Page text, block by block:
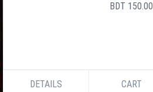
BDT 150.00
DETAILS CART